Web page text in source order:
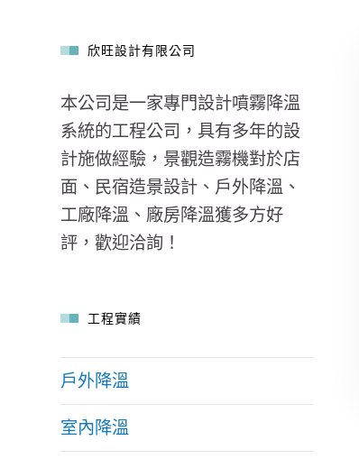
欣旺設計有限公司
本公司是一家專門設計噴霧降溫
系統的工程公司，具有多年的設
計施做經驗，景觀造霧機對於店
面、民宿造景設計、戶外降溫、
工廠降溫、廠房降溫獲多方好
評，歡迎洽詢！
工程實績
戶外降溫
室內降溫